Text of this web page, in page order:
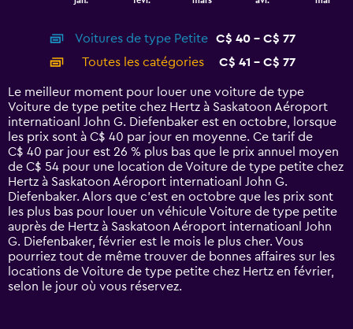
displaying
categories.
14
categories.
The
chart
has
1
Y
axis
displaying
values.
Range:
0
to
90.
Voitures de type Petite
C$ 40 - C$ 77
Toutes les catégories
C$ 41 - C$ 77
Le meilleur moment pour louer une voiture de type
Voiture de type petite chez Hertz à Saskatoon Aéroport
internatioanl John G. Diefenbaker est en octobre, lorsque
les prix sont à C$ 40 par jour en moyenne. Ce tarif de
C$ 40 par jour est 26 % plus bas que le prix annuel moyen
de C$ 54 pour une location de Voiture de type petite chez
Hertz à Saskatoon Aéroport internatioanl John G.
Diefenbaker. Alors que c’est en octobre que les prix sont
les plus bas pour louer un véhicule Voiture de type petite
auprès de Hertz à Saskatoon Aéroport internatioanl John
G. Diefenbaker, février est le mois le plus cher. Vous
pourriez tout de même trouver de bonnes affaires sur les
locations de Voiture de type petite chez Hertz en février,
selon le jour où vous réservez.